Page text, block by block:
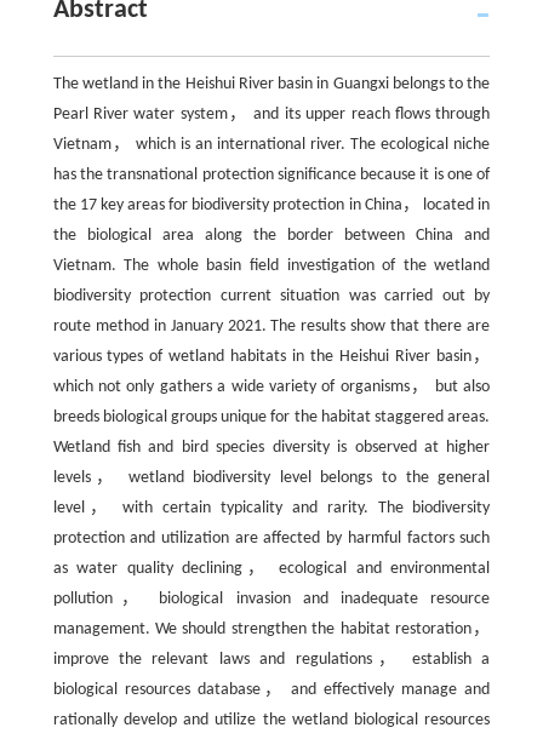
Abstract
The wetland in the Heishui River basin in Guangxi belongs to the
Pearl River water system， and its upper reach flows through
Vietnam， which is an international river. The ecological niche
has the transnational protection significance because it is one of
the 17 key areas for biodiversity protection in China， located in
the biological area along the border between China and
Vietnam. The whole basin field investigation of the wetland
biodiversity protection current situation was carried out by
route method in January 2021. The results show that there are
various types of wetland habitats in the Heishui River basin，
which not only gathers a wide variety of organisms， but also
breeds biological groups unique for the habitat staggered areas.
Wetland fish and bird species diversity is observed at higher
levels， wetland biodiversity level belongs to the general
level， with certain typicality and rarity. The biodiversity
protection and utilization are affected by harmful factors such
as water quality declining， ecological and environmental
pollution， biological invasion and inadequate resource
management. We should strengthen the habitat restoration，
improve the relevant laws and regulations， establish a
biological resources database， and effectively manage and
rationally develop and utilize the wetland biological resources